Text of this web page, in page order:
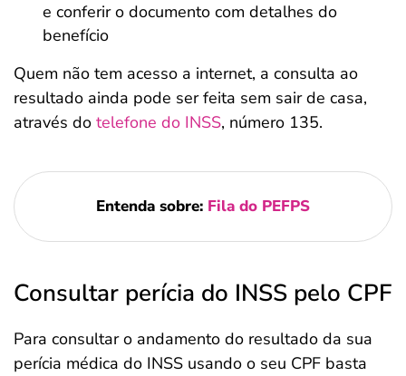
e conferir o documento com detalhes do
benefício
Quem não tem acesso a internet, a consulta ao
resultado ainda pode ser feita sem sair de casa,
através do telefone do INSS, número 135.
Entenda sobre: Fila do PEFPS
Consultar perícia do INSS pelo CPF
Para consultar o andamento do resultado da sua
perícia médica do INSS usando o seu CPF basta